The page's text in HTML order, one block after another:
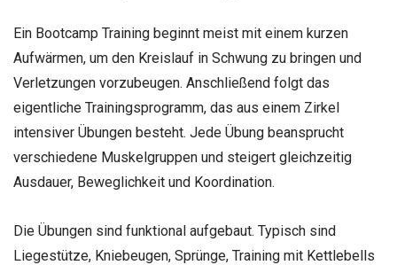
Ein Bootcamp Training beginnt meist mit einem kurzen
Aufwärmen, um den Kreislauf in Schwung zu bringen und
Verletzungen vorzubeugen. Anschließend folgt das
eigentliche Trainingsprogramm, das aus einem Zirkel
intensiver Übungen besteht. Jede Übung beansprucht
verschiedene Muskelgruppen und steigert gleichzeitig
Ausdauer, Beweglichkeit und Koordination.
Die Übungen sind funktional aufgebaut. Typisch sind
Liegestütze, Kniebeugen, Sprünge, Training mit Kettlebells